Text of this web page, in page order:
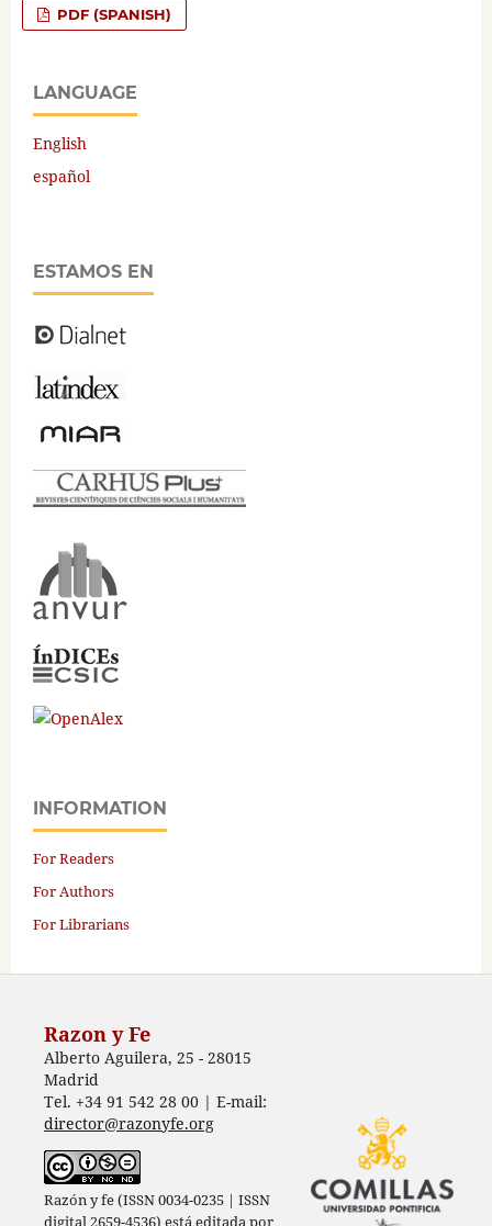
PDF (SPANISH)
LANGUAGE
English
español
ESTAMOS EN
INFORMATION
For Readers
For Authors
For Librarians
Razon y Fe
Alberto Aguilera, 25 - 28015
Madrid
Tel. +34 91 542 28 00 | E-mail:
director@razonyfe.org
Razón y fe (ISSN 0034-0235 | ISSN